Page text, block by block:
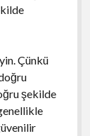
Çünkü
şekilde